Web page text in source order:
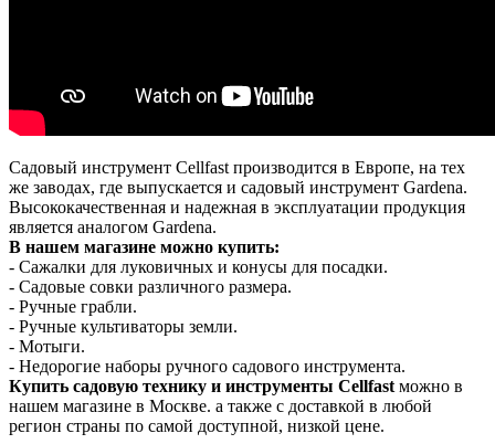
Садовый инструмент Cellfast производится в Европе, на тех
же заводах, где выпускается и садовый инструмент Gardena.
Высококачественная и надежная в эксплуатации продукция
является аналогом Gardena.
В нашем магазине можно купить:
- Сажалки для луковичных и конусы для посадки.
- Садовые совки различного размера.
- Ручные грабли.
- Ручные культиваторы земли.
- Мотыги.
- Недорогие наборы ручного садового инструмента.
Купить садовую технику и инструменты Cellfast можно в
нашем магазине в Москве. а также с доставкой в любой
регион страны по самой доступной, низкой цене.